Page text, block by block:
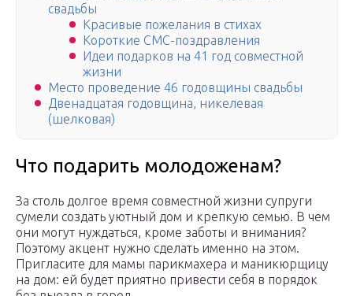
свадьбы
Красивые пожелания в стихах
Короткие СМС-поздравления
Идеи подарков на 41 год совместной
жизни
Место проведение 46 годовщины свадьбы
Двенадцатая годовщина, никелевая
(шелковая)
Что подарить молодоженам?
За столь долгое время совместной жизни супруги
сумели создать уютный дом и крепкую семью. В чем
они могут нуждаться, кроме заботы и внимания?
Поэтому акцент нужно сделать именно на этом.
Пригласите для мамы парикмахера и маникюрщицу
на дом: ей будет приятно привести себя в порядок